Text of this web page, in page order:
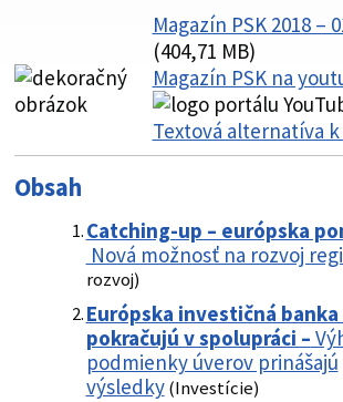
Magazín PSK 2018 –
(404,71 MB)
Magazín PSK na
Textová alternatíva
Obsah
Catching-up – európska
Nová možnosť na rozvoj
rozvoj)
Európska investičná banka
pokračujú v spolupráci –
podmienky úverov prinášajú
výsledky (Investície)